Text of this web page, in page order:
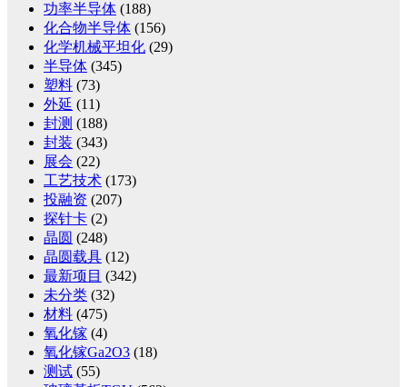
功率半导体 (188)
化合物半导体 (156)
化学机械平坦化 (29)
半导体 (345)
塑料 (73)
外延 (11)
封测 (188)
封装 (343)
展会 (22)
工艺技术 (173)
投融资 (207)
探针卡 (2)
晶圆 (248)
晶圆载具 (12)
最新项目 (342)
未分类 (32)
材料 (475)
氧化镓 (4)
氧化镓Ga2O3 (18)
测试 (55)